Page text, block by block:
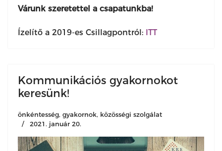
Várunk szeretettel a csapatunkba!
Ízelítő a 2019-es Csillagpontról: ITT
Kommunikációs gyakornokot
keresünk!
önkéntesség, gyakornok, közösségi szolgálat
2021. január 20.